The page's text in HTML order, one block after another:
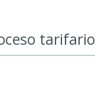
tarifario